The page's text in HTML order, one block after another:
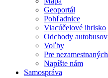
Geoportál
Pohľadnice
Viacúčelové ihrisko
Odchody autobusov
Voľby
Pre nezamestnaných
Napíšte nám
Samospráva